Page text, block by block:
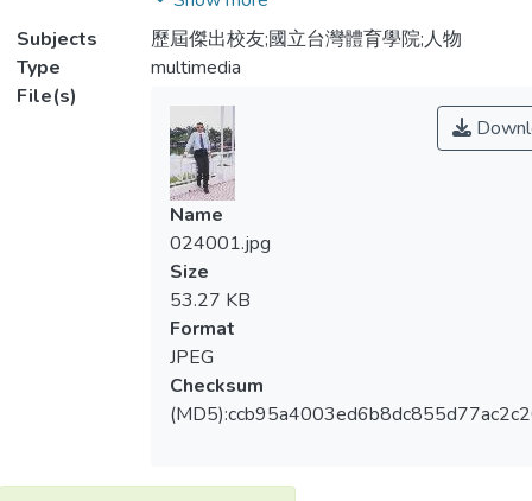
Subjects
歷屆傑出校友;國立台灣體育學院;人物
Type
multimedia
File(s)
Name
024001.jpg
Size
53.27 KB
Format
JPEG
Checksum